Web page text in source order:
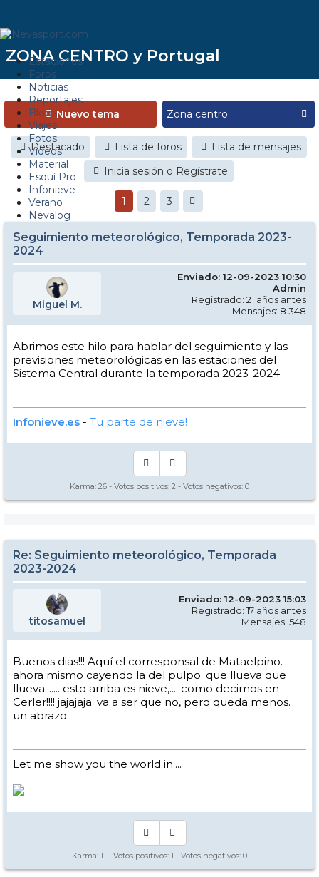
Estaciones
Foros
Noticias
Reportajes
Blogs
Viajes
Fotos
Videos
Material
Esquí Pro
Infonieve
Verano
Nevalog
ZONA CENTRO y Portugal
Nuevo tema
Destacado Lista de foros
Lista de mensajes
Inicia sesión o Regístrate
1 2 3
Seguimiento meteorológico, Temporada 2023-
2024
Miguel M.
Enviado: 12-09-2023 10:30
Admin
Registrado: 21 años antes
Mensajes: 8.348
Abrimos este hilo para hablar del seguimiento y las
previsiones meteorológicas en las estaciones del
Sistema Central durante la temporada 2023-2024
Infonieve.es - Tu parte de nieve!
Karma: 26 - Votos positivos: 2 - Votos negativos: 0
Re: Seguimiento meteorológico, Temporada
2023-2024
titosamuel
Enviado: 12-09-2023 15:03
Registrado: 17 años antes
Mensajes: 548
Buenos dias!!! Aquí el corresponsal de Mataelpino.
ahora mismo cayendo la del pulpo. que llueva que
llueva....... esto arriba es nieve,.... como decimos en
Cerler!!!! jajajaja. va a ser que no, pero queda menos.
un abrazo.
Let me show you the world in....
Karma: 11 - Votos positivos: 1 - Votos negativos: 0